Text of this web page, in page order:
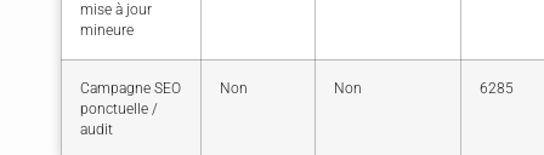
mise à jour
mineure
Campagne SEO
ponctuelle /
audit
Non Non 6285